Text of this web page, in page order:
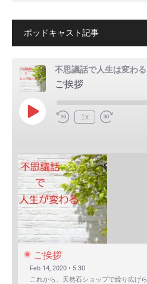
ポッドキャスト記事
不思議話で人生は変わる
ご挨拶
Play
Episode
1x
ご挨拶
Feb 14, 2020 • 5:30